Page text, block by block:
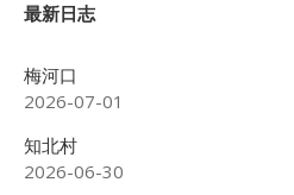
最新日志
梅河口
2026-07-01
知北村
2026-06-30